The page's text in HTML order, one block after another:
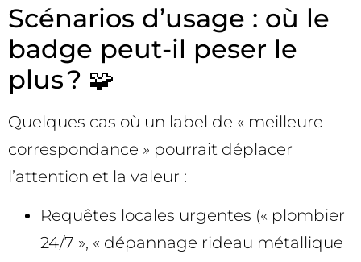
Scénarios d’usage : où le
badge peut-il peser le
plus ? 🧩
Quelques cas où un label de « meilleure
correspondance » pourrait déplacer
l’attention et la valeur :
Requêtes locales urgentes (« plombier
24/7 », « dépannage rideau métallique